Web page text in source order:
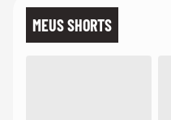
MEUS SHORTS